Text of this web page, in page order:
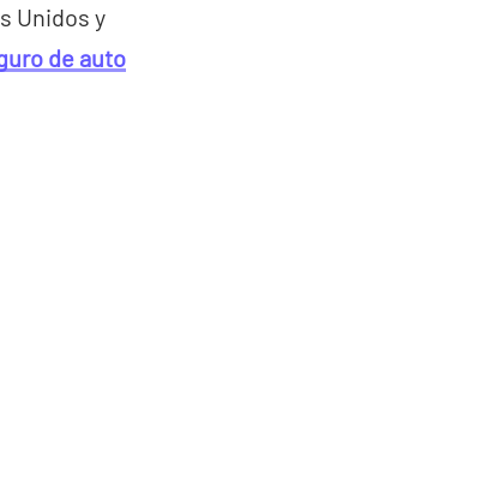
Unidos y
de auto